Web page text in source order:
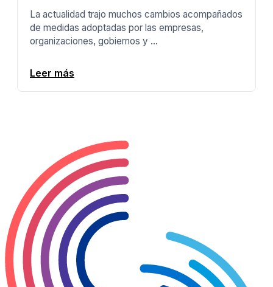
La actualidad trajo muchos cambios acompañados
de medidas adoptadas por las empresas,
organizaciones, gobiernos y ...
Leer más